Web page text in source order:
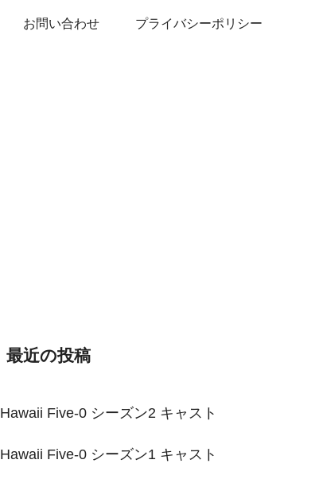
お問い合わせ プライバシーポリシー
最近の投稿
Hawaii Five-0 シーズン2 キャスト
Hawaii Five-0 シーズン1 キャスト